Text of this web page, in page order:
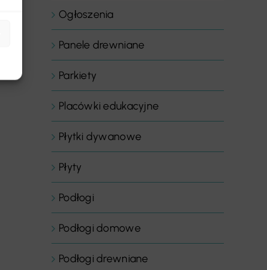
Ogłoszenia
Panele drewniane
Parkiety
Placówki edukacyjne
Płytki dywanowe
Płyty
Podłogi
Podłogi domowe
Podłogi drewniane